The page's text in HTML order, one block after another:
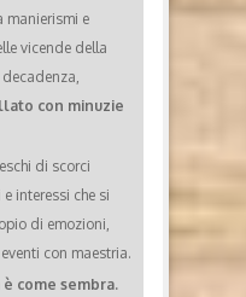
manierismi e
vicende della
con minuzie
di scorci
interessi che si
di emozioni,
con maestria.
come sembra.